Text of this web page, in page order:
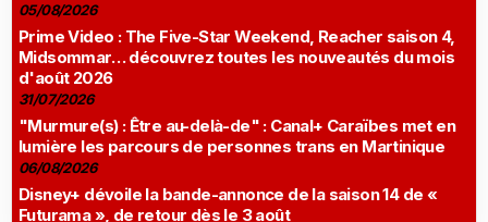
05/08/2026
Prime Video : The Five-Star Weekend, Reacher saison 4,
Midsommar… découvrez toutes les nouveautés du mois
d'août 2026
31/07/2026
"Murmure(s) : Être au-delà-de" : Canal+ Caraïbes met en
lumière les parcours de personnes trans en Martinique
06/08/2026
Disney+ dévoile la bande-annonce de la saison 14 de «
Futurama », de retour dès le 3 août